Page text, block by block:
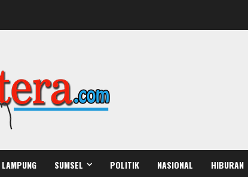
LAMPUNG SUMSEL POLITIK NASIONAL HIBURAN